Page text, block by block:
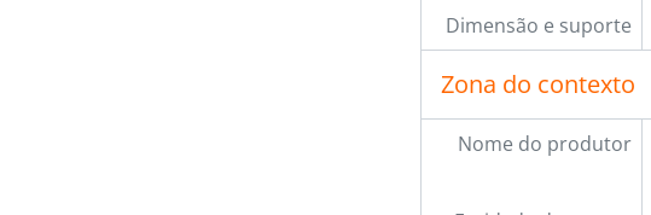
Dimensão e suporte
Zona do contexto
Nome do produtor